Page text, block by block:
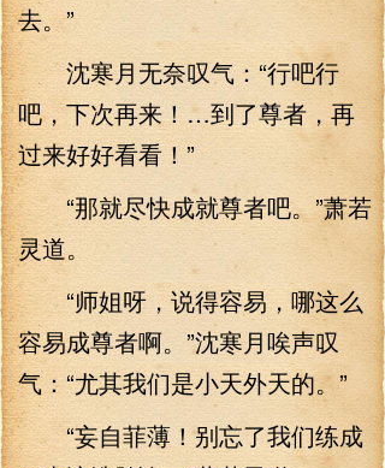
去。”
沈寒月无奈叹气：“行吧行
吧，下次再来！…到了尊者，再
过来好好看看！”
“那就尽快成就尊者吧。”萧若
灵道。
“师姐呀，说得容易，哪这么
容易成尊者啊。”沈寒月唉声叹
气：“尤其我们是小天外天的。”
“妄自菲薄！别忘了我们练成